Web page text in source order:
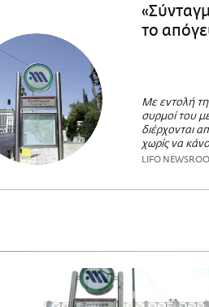
το
Με εντολή
συρμοί του
διέρχονται
χωρίς να
LIFO